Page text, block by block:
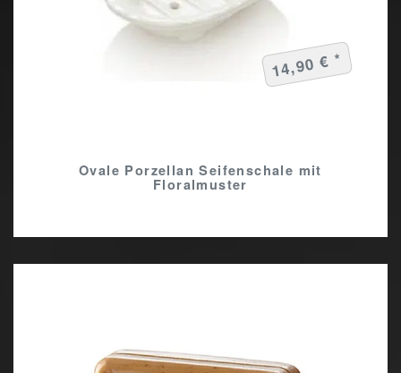
Ovale Porzellan Seifenschale mit
Floralmuster
14,90 € *